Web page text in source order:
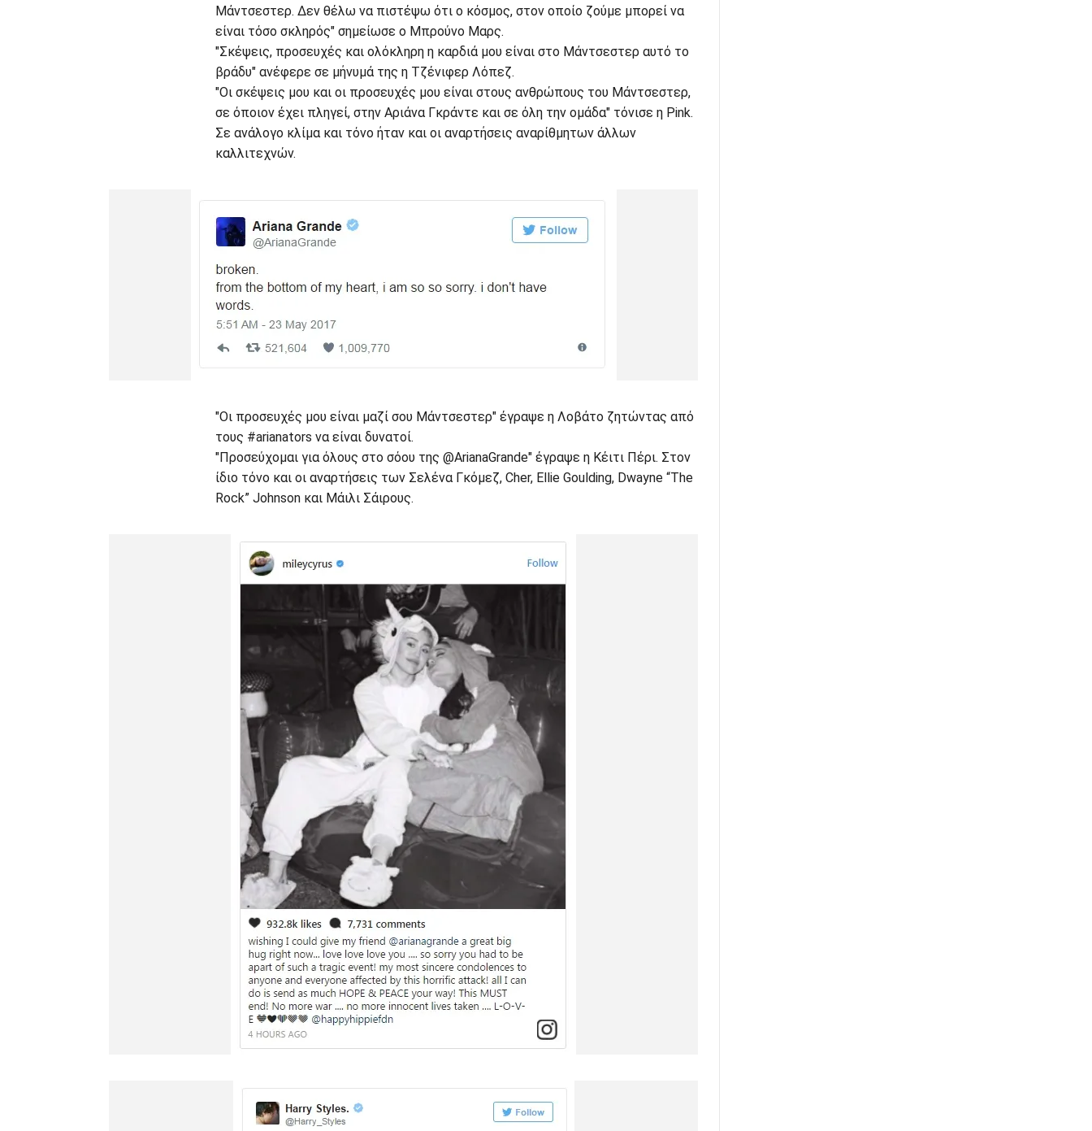
Μάντσεστερ. Δεν θέλω να πιστέψω ότι ο κόσμος, στον οποίο ζούμε μπορεί να
είναι τόσο σκληρός" σημείωσε ο Μπρούνο Μαρς.
"Σκέψεις, προσευχές και ολόκληρη η καρδιά μου είναι στο Μάντσεστερ αυτό το
βράδυ" ανέφερε σε μήνυμά της η Τζένιφερ Λόπεζ.
"Οι σκέψεις μου και οι προσευχές μου είναι στους ανθρώπους του Μάντσεστερ,
σε όποιον έχει πληγεί, στην Αριάνα Γκράντε και σε όλη την ομάδα" τόνισε η Pink.
Σε ανάλογο κλίμα και τόνο ήταν και οι αναρτήσεις αναρίθμητων άλλων
καλλιτεχνών.
"Οι προσευχές μου είναι μαζί σου Μάντσεστερ" έγραψε η Λοβάτο ζητώντας από
τους #arianators να είναι δυνατοί.
"Προσεύχομαι για όλους στο σόου της @ArianaGrande" έγραψε η Κέιτι Πέρι. Στον
ίδιο τόνο και οι αναρτήσεις των Σελένα Γκόμεζ, Cher, Ellie Goulding, Dwayne “The
Rock” Johnson και Μάιλι Σάιρους.